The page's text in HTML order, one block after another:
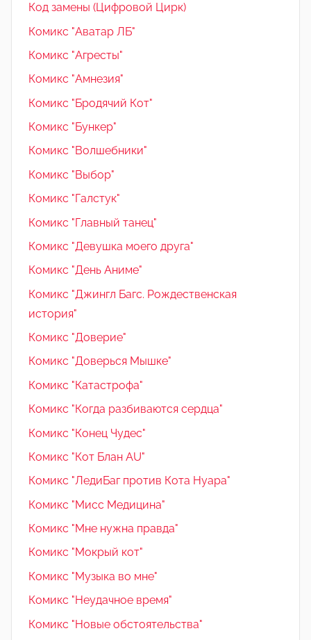
Код замены (Цифровой Цирк)
Комикс "Аватар ЛБ"
Комикс "Агресты"
Комикс "Амнезия"
Комикс "Бродячий Кот"
Комикс "Бункер"
Комикс "Волшебники"
Комикс "Выбор"
Комикс "Галстук"
Комикс "Главный танец"
Комикс "Девушка моего друга"
Комикс "День Аниме"
Комикс "Джингл Багс. Рождественская
история"
Комикс "Доверие"
Комикс "Доверься Мышке"
Комикс "Катастрофа"
Комикс "Когда разбиваются сердца"
Комикс "Конец Чудес"
Комикс "Кот Блан AU"
Комикс "ЛедиБаг против Кота Нуара"
Комикс "Мисс Медицина"
Комикс "Мне нужна правда"
Комикс "Мокрый кот"
Комикс "Музыка во мне"
Комикс "Неудачное время"
Комикс "Новые обстоятельства"